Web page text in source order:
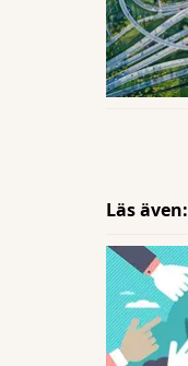
Läs även: